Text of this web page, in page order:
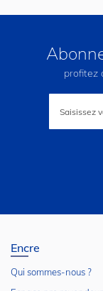
profitez
lettre
Encre
Qui sommes-nous ?